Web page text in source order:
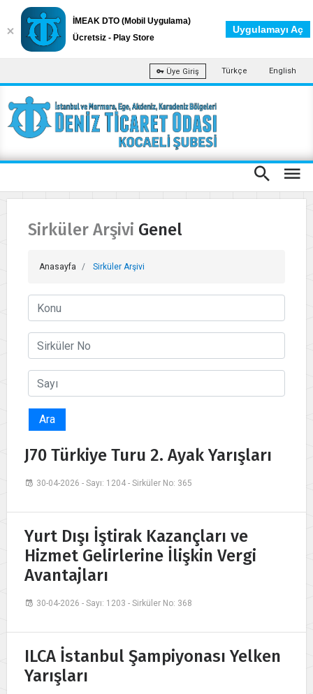
Üye Giriş Türkçe English
Sirküler Arşivi Genel
Anasayfa Sirküler Arşivi
Ara
J70 Türkiye Turu 2. Ayak Yarışları
30-04-2026 - Sayı: 1204 - Sirküler No: 365
Yurt Dışı İştirak Kazançları ve
Hizmet Gelirlerine İlişkin Vergi
Avantajları
30-04-2026 - Sayı: 1203 - Sirküler No: 368
ILCA İstanbul Şampiyonası Yelken
Yarışları
İMEAK DTO (Mobil Uygulama)
Ücretsiz - Play Store
Uygulamayı Aç